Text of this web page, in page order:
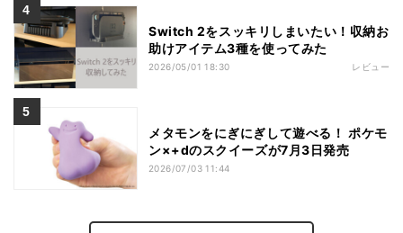
Switch 2をスッキリしまいたい！収納お
助けアイテム3種を使ってみた
2026/05/01 18:30 レビュー
メタモンをにぎにぎして遊べる！ ポケモ
ン×+dのスクイーズが7月3日発売
2026/07/03 11:44